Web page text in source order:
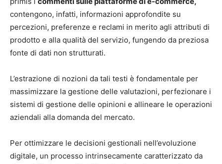
contengono, infatti, informazioni approfondite su
percezioni, preferenze e reclami in merito agli attributi di
prodotto e alla qualità del servizio, fungendo da preziosa
fonte di dati non strutturati.
L’estrazione di nozioni da tali testi è fondamentale per
massimizzare la gestione delle valutazioni, perfezionare i
sistemi di gestione delle opinioni e allineare le operazioni
aziendali alla domanda del mercato.
Per ottimizzare le decisioni gestionali nell’evoluzione
digitale, un processo intrinsecamente caratterizzato da